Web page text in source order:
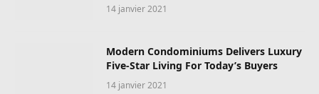
14 janvier 2021
Modern Condominiums Delivers Luxury
Five-Star Living For Today’s Buyers
14 janvier 2021